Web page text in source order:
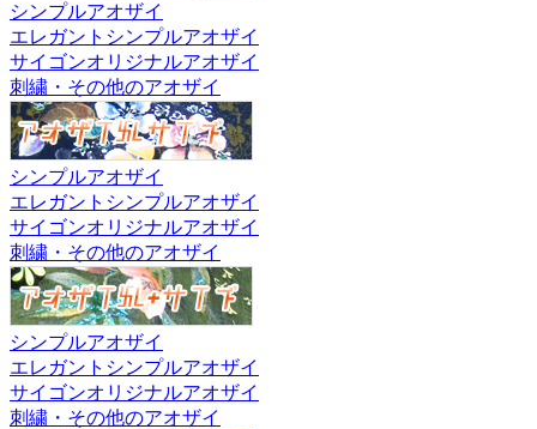
シンプルアオザイ
エレガントシンプルアオザイ
サイゴンオリジナルアオザイ
刺繍・その他のアオザイ
シンプルアオザイ
エレガントシンプルアオザイ
サイゴンオリジナルアオザイ
刺繍・その他のアオザイ
シンプルアオザイ
エレガントシンプルアオザイ
サイゴンオリジナルアオザイ
刺繍・その他のアオザイ